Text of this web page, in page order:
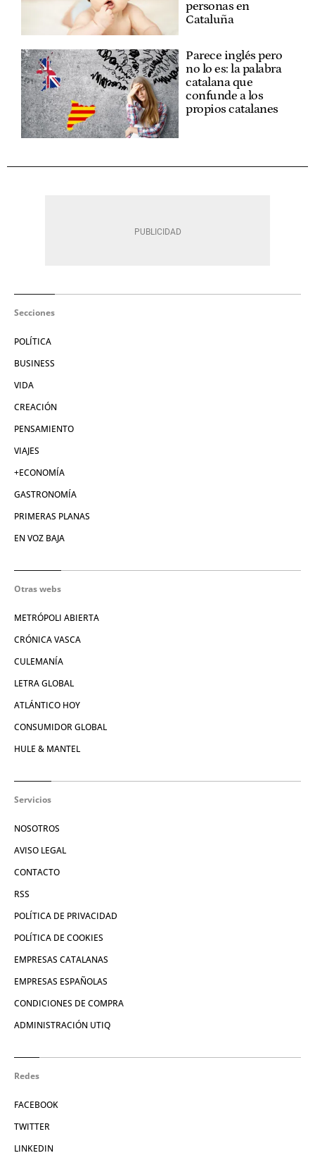
personas en
Cataluña
Parece inglés pero
no lo es: la palabra
catalana que
confunde a los
propios catalanes
Secciones
POLÍTICA
BUSINESS
VIDA
CREACIÓN
PENSAMIENTO
VIAJES
+ECONOMÍA
GASTRONOMÍA
PRIMERAS PLANAS
EN VOZ BAJA
Otras webs
METRÓPOLI ABIERTA
CRÓNICA VASCA
CULEMANÍA
LETRA GLOBAL
ATLÁNTICO HOY
CONSUMIDOR GLOBAL
HULE & MANTEL
Servicios
NOSOTROS
AVISO LEGAL
CONTACTO
RSS
POLÍTICA DE PRIVACIDAD
POLÍTICA DE COOKIES
EMPRESAS CATALANAS
EMPRESAS ESPAÑOLAS
CONDICIONES DE COMPRA
ADMINISTRACIÓN UTIQ
Redes
FACEBOOK
TWITTER
LINKEDIN